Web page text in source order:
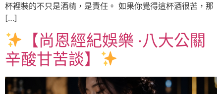
杯裡裝的不只是酒精，是責任。 如果你覺得這杯酒很苦，那
[…]
【尚恩經紀娛樂 ‧八大公關
辛酸甘苦談】